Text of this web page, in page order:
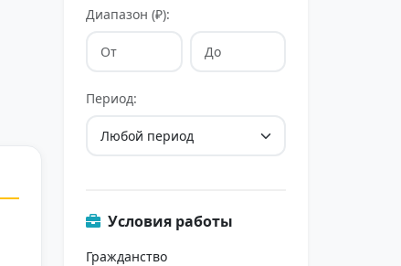
Диапазон (₽):
Период:
Условия работы
Гражданство